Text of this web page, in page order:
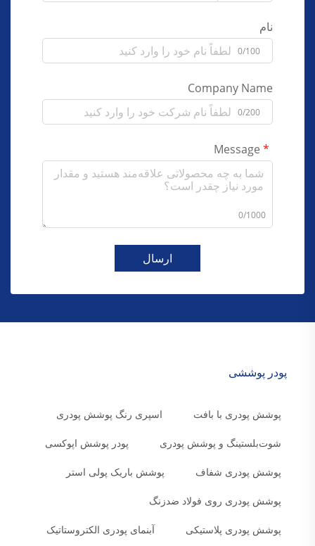
نام
0/100
Company Name
0/200
0/1000
ارسال
پودر پوششی
پوشش پودری با بافت اسپری رنگ پوشش پودری
شوت‌بلستینگ و پوشش پودری پودر پوشش اپوکسی
پوشش پودری شفاف پوشش باریک پولی استر
پوشش پودری روی فولاد ضدزنگ
پوشش پودری پلاستیکی آبنمای پودری الکتروستاتیک